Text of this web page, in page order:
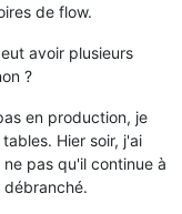
de flow.
avoir plusieurs
?
en production, je
Hier soir, j'ai
pas qu'il continue à
débranché.